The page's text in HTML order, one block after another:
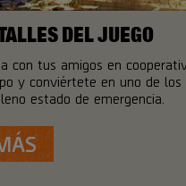
DEL JUEGO
con tus amigos en
y conviértete en uno de
estado de emergencia.